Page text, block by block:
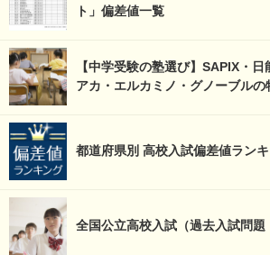
ト」偏差値一覧
【中学受験の塾選び】SAPIX・
アカ・エルカミノ・グノーブル
都道府県別 高校入試偏差値ラン
全国公立高校入試（過去入試問題